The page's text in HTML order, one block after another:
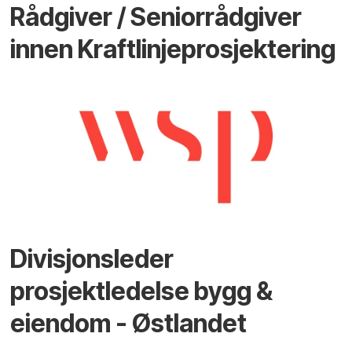
Rådgiver / Seniorrådgiver
innen Kraftlinjeprosjektering
Divisjonsleder
prosjektledelse bygg &
eiendom - Østlandet